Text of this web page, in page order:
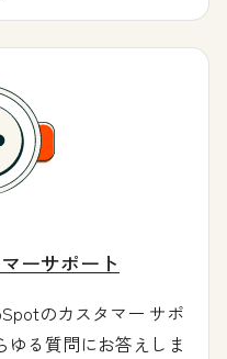
ーサポート
のカスタマー サポ
ゆる質問にお答えしま